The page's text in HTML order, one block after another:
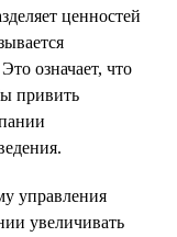
ценностей
означает, что
привить
управления
увеличивать